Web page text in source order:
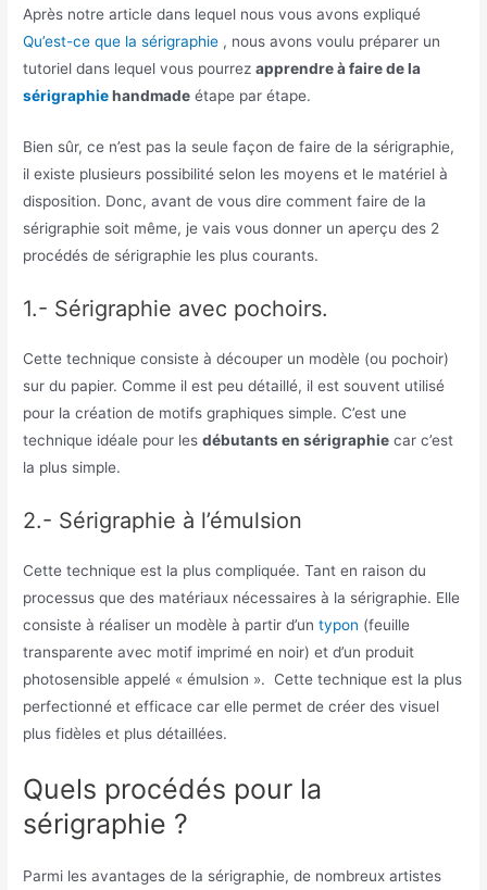
Après notre article dans lequel nous vous avons expliqué
Qu’est-ce que la sérigraphie , nous avons voulu préparer un
tutoriel dans lequel vous pourrezapprendre à faire de la
sérigraphiehandmade étape par étape.
Bien sûr, ce n’est pas la seule façon de faire de la sérigraphie,
il existe plusieurs possibilité selon les moyens et le matériel à
disposition. Donc, avant de vous dire comment faire de la
sérigraphie soit même, je vais vous donner un aperçu des 2
procédés de sérigraphie les plus courants.
1.- Sérigraphie avec pochoirs.
Cette technique consiste à découper un modèle (ou pochoir)
sur du papier. Comme il est peu détaillé, il est souvent utilisé
pour la création de motifs graphiques simple. C’est une
technique idéale pour lesdébutants en sérigraphie car c’est
la plus simple.
2.- Sérigraphie à l’émulsion
Cette technique est la plus compliquée. Tant en raison du
processus que des matériaux nécessaires à la sérigraphie. Elle
consiste à réaliser un modèle à partir d’untypon (feuille
transparente avec motif imprimé en noir) et d’un produit
photosensible appelé « émulsion ». Cette technique est la plus
perfectionné et efficace car elle permet de créer des visuel
plus fidèles et plus détaillées.
Quels procédés pour la
sérigraphie ?
Parmi les avantages de la sérigraphie, de nombreux artistes